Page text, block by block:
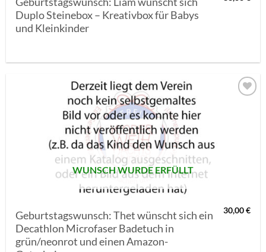
Duplo Steinebox – Kreativbox für Babys
und Kleinkinder
WUNSCH WURDE ERFÜLLT
Geburtstagswunsch: Thet wünscht sich ein
Decathlon Microfaser Badetuch in
grün/neonrot und einen Amazon-
30,00€